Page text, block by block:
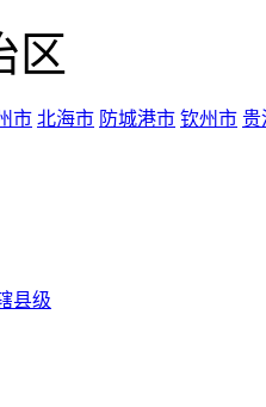
区
市 北海市 防城港市 钦州市 贵
县级